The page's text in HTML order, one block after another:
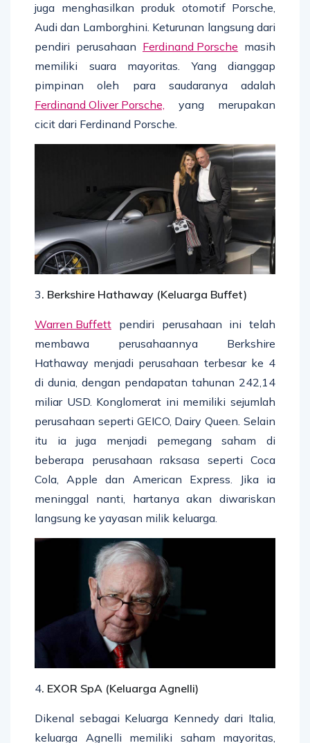
juga menghasilkan produk otomotif Porsche,
Audi dan Lamborghini. Keturunan langsung dari
pendiri perusahaan Ferdinand Porsche masih
memiliki suara mayoritas. Yang dianggap
pimpinan oleh para saudaranya adalah
Ferdinand Oliver Porsche, yang merupakan
cicit dari Ferdinand Porsche.
3. Berkshire Hathaway (Keluarga Buffet)
Warren Buffett pendiri perusahaan ini telah
membawa perusahaannya Berkshire
Hathaway menjadi perusahaan terbesar ke 4
di dunia, dengan pendapatan tahunan 242,14
miliar USD. Konglomerat ini memiliki sejumlah
perusahaan seperti GEICO, Dairy Queen. Selain
itu ia juga menjadi pemegang saham di
beberapa perusahaan raksasa seperti Coca
Cola, Apple dan American Express. Jika ia
meninggal nanti, hartanya akan diwariskan
langsung ke yayasan milik keluarga.
4. EXOR SpA (Keluarga Agnelli)
Dikenal sebagai Keluarga Kennedy dari Italia,
keluarga Agnelli memiliki saham mayoritas,